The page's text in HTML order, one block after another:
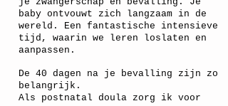
baby ontvouwt zich langzaam in de
wereld. Een fantastische intensieve
tijd, waarin we leren loslaten en
aanpassen.
De 40 dagen na je bevalling zijn zo
belangrijk.
Als postnatal doula zorg ik voor